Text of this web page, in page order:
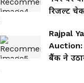
रिजल्ट
Rajpal
Auction:
बैंक ने